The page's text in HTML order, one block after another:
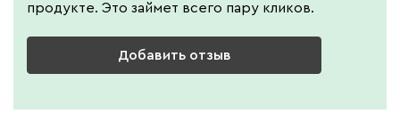
продукте. Это займет всего пару кликов.
Добавить отзыв